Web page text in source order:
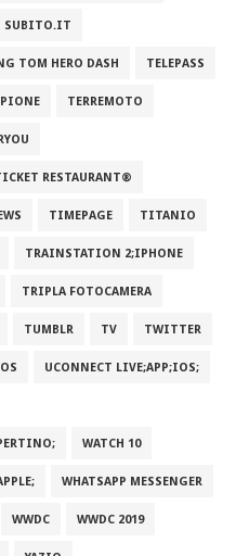
SUBITO.IT
TOM HERO DASH TELEPASS
TERREMOTO
RESTAURANT®
TIMEPAGE TITANIO
TRAINSTATION 2;IPHONE
TRIPLA FOTOCAMERA
TUMBLR TV TWITTER
UCONNECT LIVE;APP;IOS;
WATCH 10
WHATSAPP MESSENGER
WWDC WWDC 2019